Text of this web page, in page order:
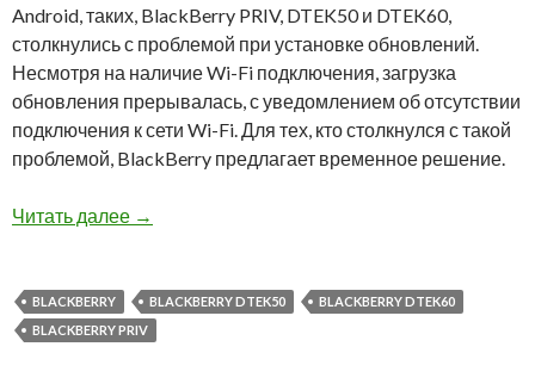
Android, таких, BlackBerry PRIV, DTEK50 и DTEK60,
столкнулись с проблемой при установке обновлений.
Несмотря на наличие Wi-Fi подключения, загрузка
обновления прерывалась, с уведомлением об отсутствии
подключения к сети Wi-Fi. Для тех, кто столкнулся с такой
проблемой, BlackBerry предлагает временное решение.
Читать далее Решение проблемы с установкой
→
BLACKBERRY BLACKBERRY DTEK50
BLACKBERRY DTEK60
BLACKBERRY PRIV